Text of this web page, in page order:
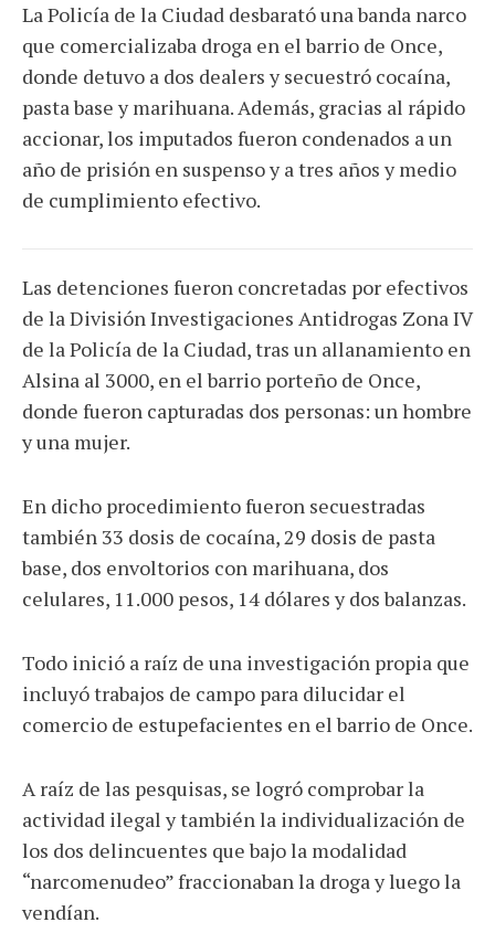
La Policía de la Ciudad desbarató una banda narco
que comercializaba droga en el barrio de Once,
donde detuvo a dos dealers y secuestró cocaína,
pasta base y marihuana. Además, gracias al rápido
accionar, los imputados fueron condenados a un
año de prisión en suspenso y a tres años y medio
de cumplimiento efectivo.
Las detenciones fueron concretadas por efectivos
de la División Investigaciones Antidrogas Zona IV
de la Policía de la Ciudad, tras un allanamiento en
Alsina al 3000, en el barrio porteño de Once,
donde fueron capturadas dos personas: un hombre
y una mujer.
En dicho procedimiento fueron secuestradas
también 33 dosis de cocaína, 29 dosis de pasta
base, dos envoltorios con marihuana, dos
celulares, 11.000 pesos, 14 dólares y dos balanzas.
Todo inició a raíz de una investigación propia que
incluyó trabajos de campo para dilucidar el
comercio de estupefacientes en el barrio de Once.
A raíz de las pesquisas, se logró comprobar la
actividad ilegal y también la individualización de
los dos delincuentes que bajo la modalidad
“narcomenudeo” fraccionaban la droga y luego la
vendían.